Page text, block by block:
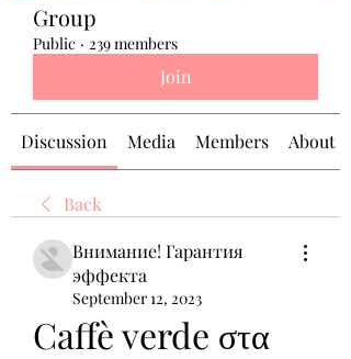
Group
Public · 239 members
Join
Discussion Media Members About
Back
Внимание! Гарантия
эффекта
September 12, 2023
Caffè verde στα